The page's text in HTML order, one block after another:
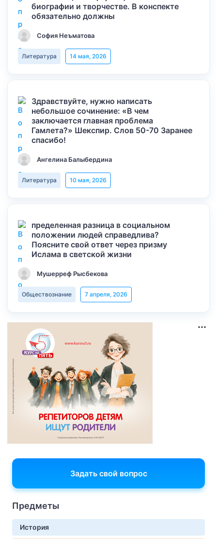
биографии и творчестве. В конспекте
обязательно должны
София Неъматова
Литература 14 мая, 2026
Здравствуйте, нужно написать
небольшое сочинение: «В чем
заключается главная проблема
Гамлета?» Шекспир. Слов 50-70 Заранее
спасибо!
Ангелина Балыбердина
Литература 10 мая, 2026
пределенная разница в социальном
положении людей справедлива?
Поясните свой ответ через призму
Ислама в светской жизни
Мушерреф Рысбекова
Обществознание 7 апреля, 2026
Задать свой вопрос
Предметы
История